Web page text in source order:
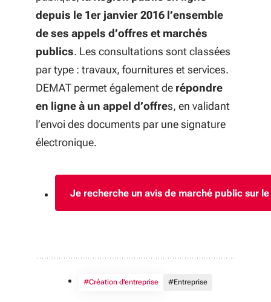
depuis le 1er janvier 2016 l’ensemble
de ses appels d’offres et marchés
publics. Les consultations sont classées
par type : travaux, fournitures et services.
DEMAT permet également de répondre
en ligne à un appel d’offres, en validant
l’envoi des documents par une signature
électronique.
Je recherche un avis de marché public sur le
(S'ouvre dans
#Création d'entreprise #Entreprise